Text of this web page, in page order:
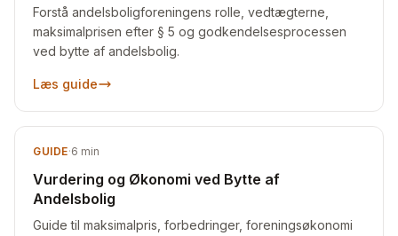
Forstå andelsboligforeningens rolle, vedtægterne,
maksimalprisen efter § 5 og godkendelsesprocessen
ved bytte af andelsbolig.
Læs guide
GUIDE·6 min
Vurdering og Økonomi ved Bytte af
Andelsbolig
Guide til maksimalpris, forbedringer, foreningsøkonomi